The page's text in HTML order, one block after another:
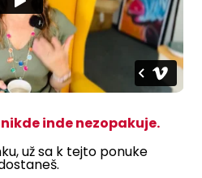
nikde inde nezopakuje.
už sa k tejto ponuke